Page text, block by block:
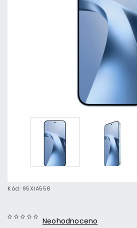
Kód: 95XIA556
Neohodnoceno